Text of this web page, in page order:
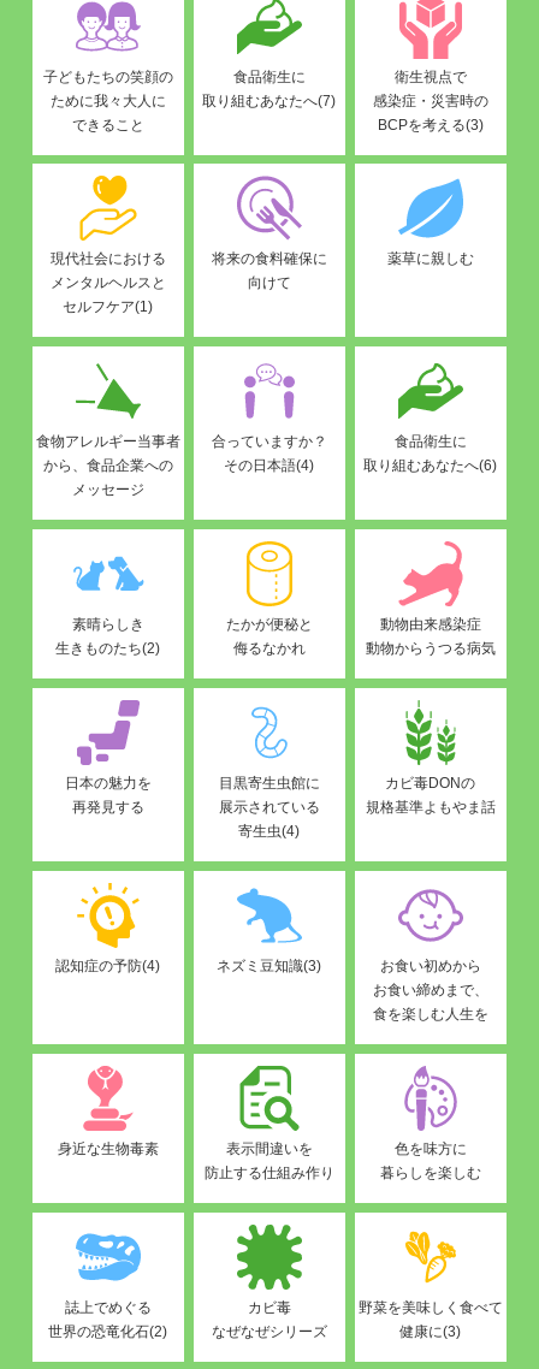
子どもたちの笑顔の
ために我々大人に
できること
食品衛生に
取り組むあなたへ(7)
衛生視点で
感染症・災害時の
BCPを考える(3)
現代社会における
メンタルヘルスと
セルフケア(1)
将来の食料確保に
向けて
薬草に親しむ
食物アレルギー当事者
から、食品企業への
メッセージ
合っていますか？
その日本語(4)
食品衛生に
取り組むあなたへ(6)
素晴らしき
生きものたち(2)
たかが便秘と
侮るなかれ
動物由来感染症
動物からうつる病気
日本の魅力を
再発見する
目黒寄生虫館に
展示されている
寄生虫(4)
カビ毒DONの
規格基準よもやま話
認知症の予防(4) ネズミ豆知識(3)
お食い初めから
お食い締めまで、
食を楽しむ人生を
身近な生物毒素
表示間違いを
防止する仕組み作り
色を味方に
暮らしを楽しむ
誌上でめぐる
世界の恐竜化石(2)
カビ毒
なぜなぜシリーズ
野菜を美味しく食べて
健康に(3)